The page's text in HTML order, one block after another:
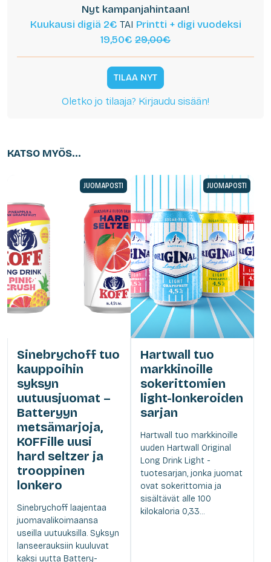
Nyt kampanjahintaan!
Kuukausi digiä 2€ TAI Printti + digi vuodeksi
19,50€ 29,00€
TILAA NYT
Oletko jo tilaaja? Kirjaudu sisään!
KATSO MYÖS...
JUOMAPOSTI
Sinebrychoff tuo
kauppoihin
syksyn
uutuusjuomat –
Batteryyn
metsämarjoja,
KOFFille uusi
hard seltzer ja
trooppinen
lonkero
Sinebrychoff laajentaa
juomavalikoimaansa
useilla uutuuksilla. Syksyn
lanseerauksiin kuuluvat
kaksi uutta Battery-
JUOMAPOSTI
Hartwall tuo
markkinoille
sokerittomien
light-lonkeroiden
sarjan
Hartwall tuo markkinoille
uuden Hartwall Original
Long Drink Light -
tuotesarjan, jonka juomat
ovat sokerittomia ja
sisältävät alle 100
kilokaloria 0,33...